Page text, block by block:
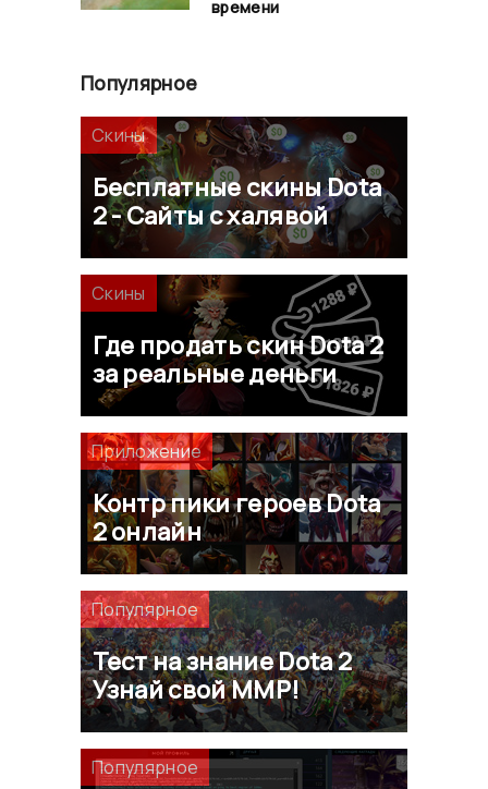
времени
Популярное
Скины
Бесплатные скины Dota
2 - Сайты с халявой
Скины
Где продать скин Dota 2
за реальные деньги
Приложение
Контр пики героев Dota
2 онлайн
Популярное
Тест на знание Dota 2
Узнай свой ММР!
Популярное